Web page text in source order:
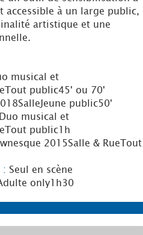
accessible à un large public,
artistique et une
musical et
Tout public45' ou 70'
SalleJeune public50'
Duo musical et
Tout public1h
2015Salle & RueTout
: Seul en scène
only1h30